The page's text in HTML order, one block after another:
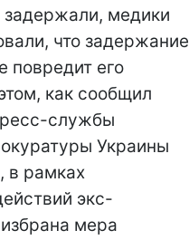
задержали, медики
что задержание
повредит его
как сообщил
службы
Украины
в рамках
экс-
мера